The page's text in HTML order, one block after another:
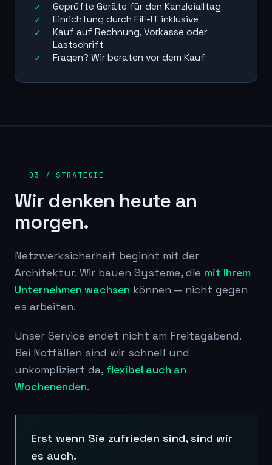
Geprüfte Geräte für den Kanzleialltag
Einrichtung durch FiF-IT inklusive
Kauf auf Rechnung, Vorkasse oder
Lastschrift
Fragen? Wir beraten vor dem Kauf
03 / STRATEGIE
Wir denken heute an
morgen.
Netzwerksicherheit beginnt mit der
Architektur. Wir bauen Systeme, die mit Ihrem
Unternehmen wachsen können — nicht gegen
es arbeiten.
Unser Service endet nicht am Freitagabend.
Bei Notfällen sind wir schnell und
unkompliziert da, flexibel auch an
Wochenenden.
Erst wenn Sie zufrieden sind, sind wir
es auch.